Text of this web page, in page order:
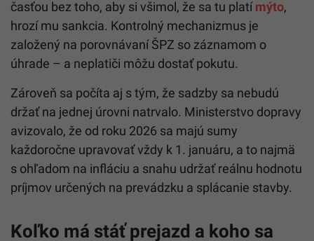
časťou bez toho, aby si všimol, že sa tu platímýto,
hrozí mu sankcia. Kontrolný mechanizmus je
založený na porovnávaní ŠPZ so záznamom o
úhrade – a neplatiči môžu dostať pokutu.
Zároveň sa počíta aj s tým, že sadzby sa nebudú
držať na jednej úrovni natrvalo. Ministerstvo dopravy
avizovalo, že od roku 2026 sa majú sumy
každoročne upravovať vždy k 1. januáru, a to najmä
s ohľadom na infláciu a snahu udržať reálnu hodnotu
príjmov určených na prevádzku a splácanie stavby.
Koľko má stáť prejazd a koho sa